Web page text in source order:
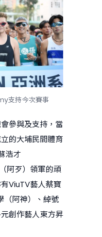
支持今次賽事
參與及支持，當
的大埔民間體育
浩才
阿歹）領軍的頑
ViuTV藝人蔡寶
（阿神）、綽號
創作藝人東方昇